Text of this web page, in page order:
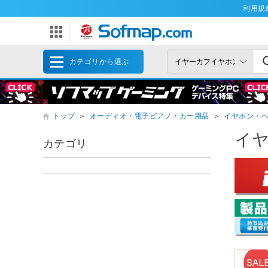
利用規
カテゴリから選ぶ
トップ ＞ オーディオ・電子ピアノ・カー用品 ＞ イヤホン・
イ
カテゴリ